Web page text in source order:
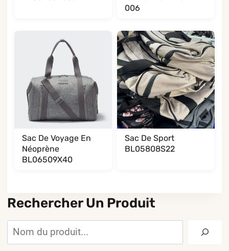
006
Sac De Voyage En
Néoprène
BL06509X40
Sac De Sport
BL05808S22
Rechercher Un Produit
Rechercher